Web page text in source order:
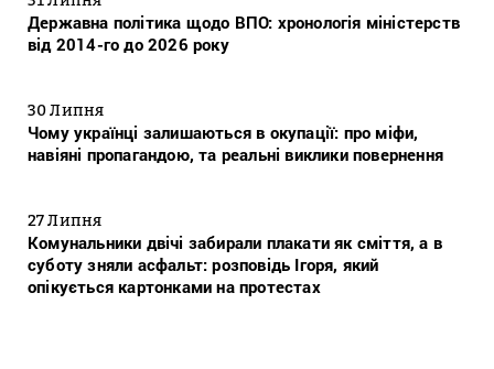
Державна політика щодо ВПО: хронологія міністерств
від 2014-го до 2026 року
30 Липня
Чому українці залишаються в окупації: про міфи,
навіяні пропагандою, та реальні виклики повернення
27 Липня
Комунальники двічі забирали плакати як сміття, а в
суботу зняли асфальт: розповідь Ігоря, який
опікується картонками на протестах